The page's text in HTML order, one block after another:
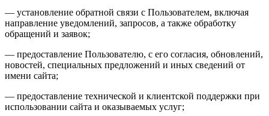
— установление обратной связи с Пользователем, включая
направление уведомлений, запросов, а также обработку
обращений и заявок;
— предоставление Пользователю, с его согласия, обновлений,
новостей, специальных предложений и иных сведений от
имени сайта;
— предоставление технической и клиентской поддержки при
использовании сайта и оказываемых услуг;